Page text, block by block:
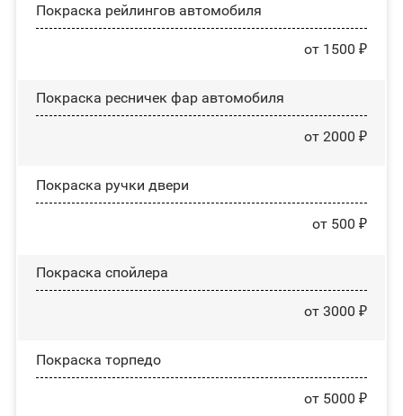
Покраска рейлингов автомобиля
от 1500 ₽
Покраска ресничек фар автомобиля
от 2000 ₽
Покраска ручки двери
от 500 ₽
Покраска спойлера
от 3000 ₽
Покраска торпедо
от 5000 ₽